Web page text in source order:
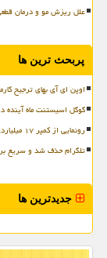
علل ریزش مو و درمان
پربحث ترین ها
اوپن ای آی بهای ترجیح
گوگل اسیستنت ماه آینده
رونمایی از کمپر ۱۷ میلیاردی نیسان با یک توانایی جذاب
تلگرام حذف شد و سریع
جدیدترین ها